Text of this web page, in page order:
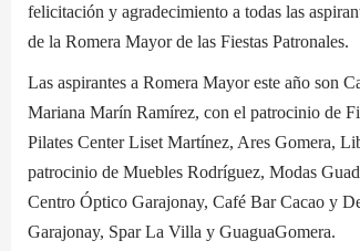
felicitación y agradecimiento a todas las
de la Romera Mayor de las Fiestas Patronales.
Las aspirantes a Romera Mayor este año son
Mariana Marín Ramírez, con el patrocinio de
Pilates Center Liset Martínez, Ares Gomera,
patrocinio de Muebles Rodríguez, Modas
Centro Óptico Garajonay, Café Bar Cacao y
Garajonay, Spar La Villa y GuaguaGomera.